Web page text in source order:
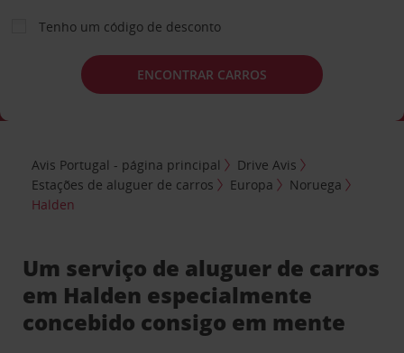
Tenho um código de desconto
ENCONTRAR CARROS
Avis Portugal - página principal
Drive Avis
Estações de aluguer de carros
Europa
Noruega
Halden
Um serviço de aluguer de carros
em Halden especialmente
concebido consigo em mente